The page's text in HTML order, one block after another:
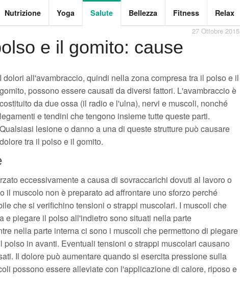
Nutrizione Yoga Salute Bellezza Fitness Relax
27 Ottobre 2015
e il gomito: cause
I dolori all'avambraccio, quindi nella zona compresa tra il polso e il
gomito, possono essere causati da diversi fattori. L'avambraccio è
costituito da due ossa (il radio e l'ulna), nervi e muscoli, nonché
legamenti e tendini che tengono insieme tutte queste parti.
Qualsiasi lesione o danno a una di queste strutture può causare
dolore tra il polso e il gomito.
eccessivamente a causa di sovraccarichi dovuti al lavoro o
il muscolo non è preparato ad affrontare uno sforzo perché
che si verifichino tensioni o strappi muscolari. I muscoli che
e piegare il polso all'indietro sono situati nella parte
nella parte interna ci sono i muscoli che permettono di piegare
polso in avanti. Eventuali tensioni o strappi muscolari causano
Il dolore può aumentare quando si esercita pressione sulla
possono essere alleviate con l'applicazione di calore, riposo e